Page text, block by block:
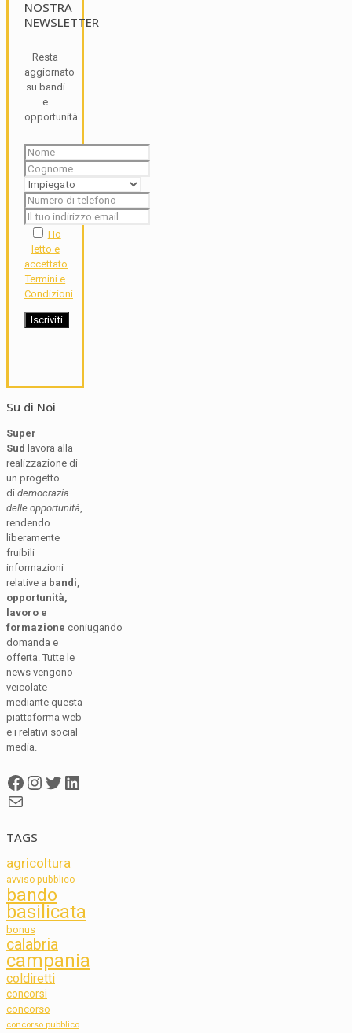
NOSTRA
NEWSLETTER
Resta
aggiornato
su bandi
e
opportunità
Ho
letto e
accettato
Termini e
Condizioni
Su di Noi
Super
Sud lavora alla
realizzazione di
un progetto
di democrazia
delle opportunità
rendendo
liberamente
fruibili
informazioni
relative a bandi,
opportunità,
lavoro e
formazione coniugando
domanda e
offerta. Tutte le
news vengono
veicolate
mediante questa
piattaforma web
e i relativi social
media.
Facebook
Instagram
Twitter
LinkedIn
Mail
TAGS
agricoltura
avviso pubblico
bando
basilicata
bonus
calabria
campania
coldiretti
concorsi
concorso
concorso pubblico